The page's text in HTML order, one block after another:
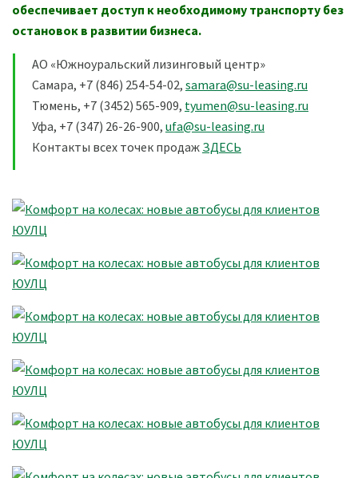
обеспечивает доступ к необходимому транспорту без
остановок в развитии бизнеса.
АО «Южноуральский лизинговый центр»
Самара, +7 (846) 254-54-02, samara@su-leasing.ru
Тюмень, +7 (3452) 565-909, tyumen@su-leasing.ru
Уфа, +7 (347) 26-26-900, ufa@su-leasing.ru
Контакты всех точек продаж ЗДЕСЬ